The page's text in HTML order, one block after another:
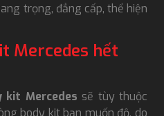
trọng, đẳng cấp, thể hiện
Mercedes hết
kit Mercedes sẽ tùy thuộc
body kit bạn muốn độ, do